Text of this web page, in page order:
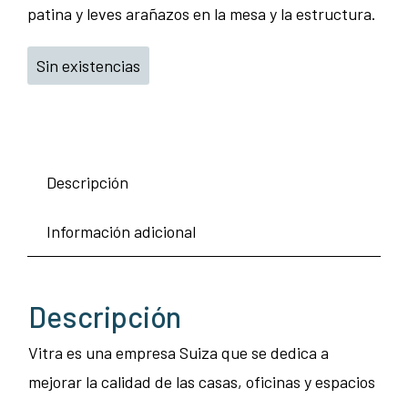
patina y leves arañazos en la mesa y la estructura.
Sin existencias
Descripción
Información adicional
Descripción
Vitra es una empresa Suiza que se dedica a
mejorar la calidad de las casas, oficinas y espacios